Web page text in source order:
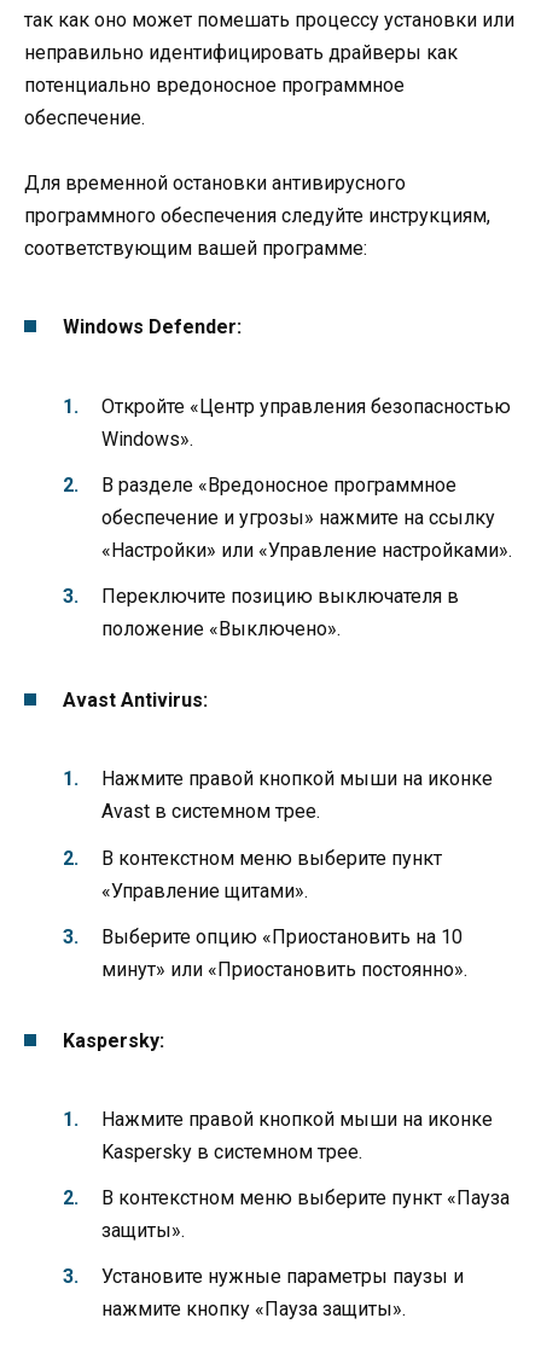
так как оно может помешать процессу установки или
неправильно идентифицировать драйверы как
потенциально вредоносное программное
обеспечение.
Для временной остановки антивирусного
программного обеспечения следуйте инструкциям,
соответствующим вашей программе:
Windows Defender:
Откройте «Центр управления безопасностью
Windows».
В разделе «Вредоносное программное
обеспечение и угрозы» нажмите на ссылку
«Настройки» или «Управление настройками».
Переключите позицию выключателя в
положение «Выключено».
Avast Antivirus:
Нажмите правой кнопкой мыши на иконке
Avast в системном трее.
В контекстном меню выберите пункт
«Управление щитами».
Выберите опцию «Приостановить на 10
минут» или «Приостановить постоянно».
Kaspersky:
Нажмите правой кнопкой мыши на иконке
Kaspersky в системном трее.
В контекстном меню выберите пункт «Пауза
защиты».
Установите нужные параметры паузы и
нажмите кнопку «Пауза защиты».